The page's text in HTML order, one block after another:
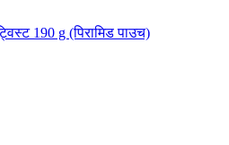
190 g (पिरामिड पाउच)